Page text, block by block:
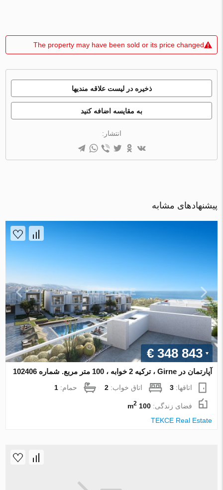
The property may have been sold or its price changed
ذخیره در لیست علاقه مندیها
به مقایسه اضافه کنید
انتشار:
پیشنهادهای مشابه
€ 348 843
آپارتمان در Girne ، ترکیه 2 خوابه ، 100 متر مربع. شماره 102406
اتاقها:3 اتاق خواب:2 حمام:1
فضای زندگی:100 m
2
TEKCE Real Estate